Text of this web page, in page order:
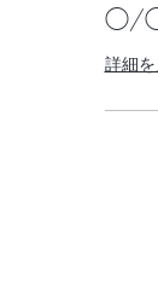
◯/
詳細